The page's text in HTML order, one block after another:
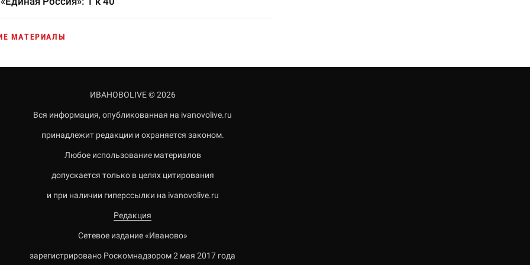
МАТЕРИАЛЫ
ИВАНОВОLIVE © 2026
Вся информация, опубликованная на ivanovolive.ru
принадлежит редакции и охраняется законом.
Любое использование материалов
допускается только в целях цитирования
и при наличии гиперссылки на ivanovolive.ru
Редакция
Сетевое издание «Иваново»
зарегистрировано Роскомнадзором 2 мая 2017 года